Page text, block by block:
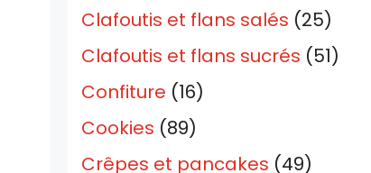
Clafoutis et flans salés (25)
Clafoutis et flans sucrés (51)
Confiture (16)
Cookies (89)
Crêpes et pancakes (49)